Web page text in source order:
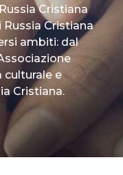
Cristiana
Russia Cristiana
ambiti: dal
culturale e
Cristiana.